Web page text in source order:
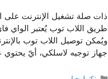
ذات صلة تشغيل الإنترنت على
جهاز توجيه لاسلكي، أيّ